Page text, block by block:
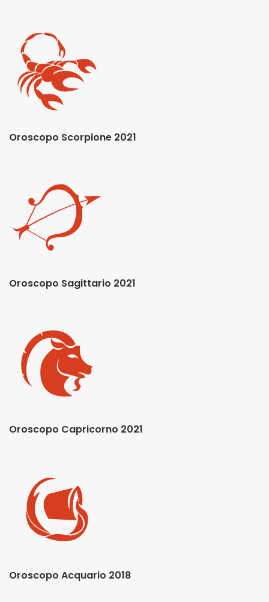
Oroscopo Scorpione 2021
Oroscopo Sagittario 2021
Oroscopo Capricorno 2021
Oroscopo Acquario 2018